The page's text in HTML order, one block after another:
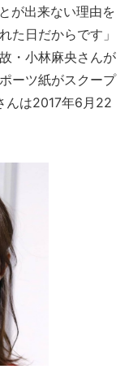
が出来ない理由を
た日だからです」
・小林麻央さんが
ーツ紙がスクープ
んは2017年6月22